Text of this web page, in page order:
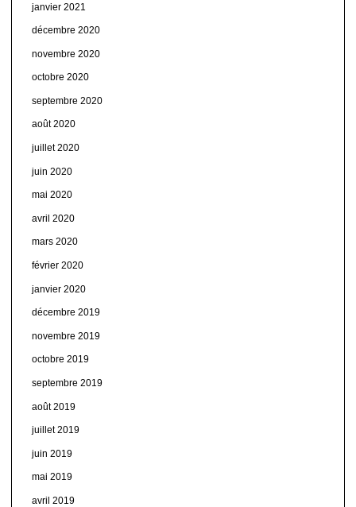
janvier 2021
décembre 2020
novembre 2020
octobre 2020
septembre 2020
août 2020
juillet 2020
juin 2020
mai 2020
avril 2020
mars 2020
février 2020
janvier 2020
décembre 2019
novembre 2019
octobre 2019
septembre 2019
août 2019
juillet 2019
juin 2019
mai 2019
avril 2019